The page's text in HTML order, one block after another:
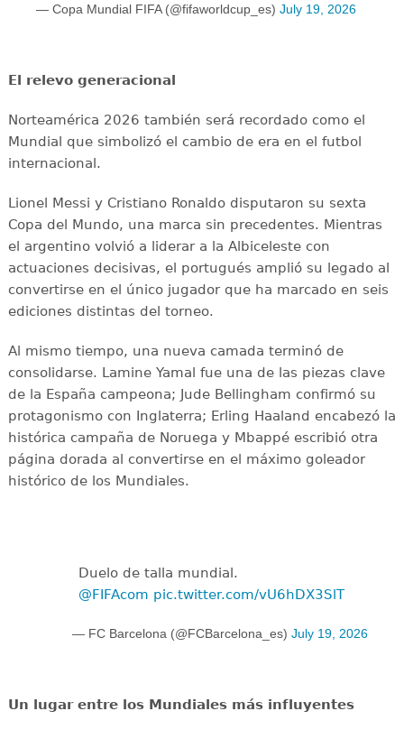
— Copa Mundial FIFA (@fifaworldcup_es) July 19, 2026
El relevo generacional
Norteamérica 2026 también será recordado como el
Mundial que simbolizó el cambio de era en el futbol
internacional.
Lionel Messi y Cristiano Ronaldo disputaron su sexta
Copa del Mundo, una marca sin precedentes. Mientras
el argentino volvió a liderar a la Albiceleste con
actuaciones decisivas, el portugués amplió su legado al
convertirse en el único jugador que ha marcado en seis
ediciones distintas del torneo.
Al mismo tiempo, una nueva camada terminó de
consolidarse. Lamine Yamal fue una de las piezas clave
de la España campeona; Jude Bellingham confirmó su
protagonismo con Inglaterra; Erling Haaland encabezó la
histórica campaña de Noruega y Mbappé escribió otra
página dorada al convertirse en el máximo goleador
histórico de los Mundiales.
Duelo de talla mundial.
@FIFAcom pic.twitter.com/vU6hDX3SlT
— FC Barcelona (@FCBarcelona_es) July 19, 2026
Un lugar entre los Mundiales más influyentes